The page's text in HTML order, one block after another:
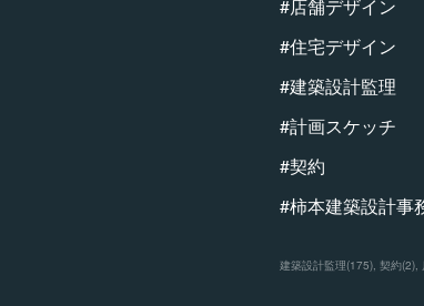
#店舗デザイン
#住宅デザイン
#建築設計監理
#計画スケッチ
#契約
#柿本建築設計事
建築設計監理(175) 契約(2)